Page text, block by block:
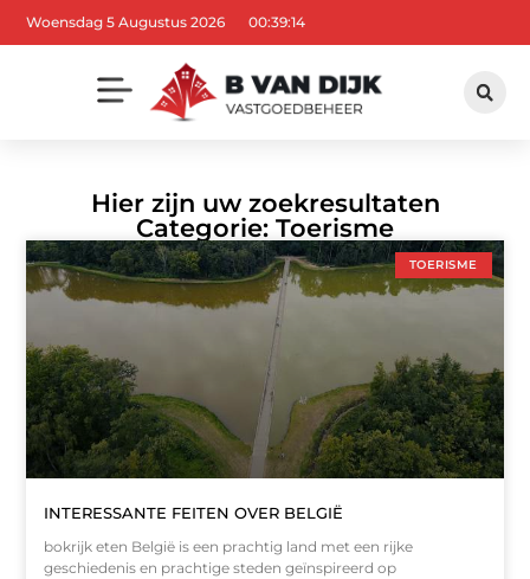
Woensdag 5 Augustus 2026 00:39:15
Hier zijn uw zoekresultaten
Categorie: Toerisme
TOERISME
INTERESSANTE FEITEN OVER BELGIË
bokrijk eten België is een prachtig land met een rijke
geschiedenis en prachtige steden geïnspireerd op